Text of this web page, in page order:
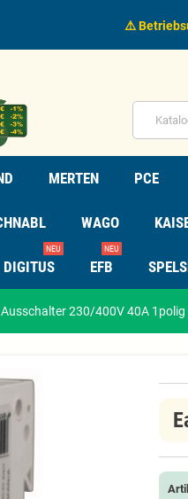
⚠️
MERTEN PCE
WAGO
DIGITUS
NEU
EFB
NEU
230/400V 40A 1polig